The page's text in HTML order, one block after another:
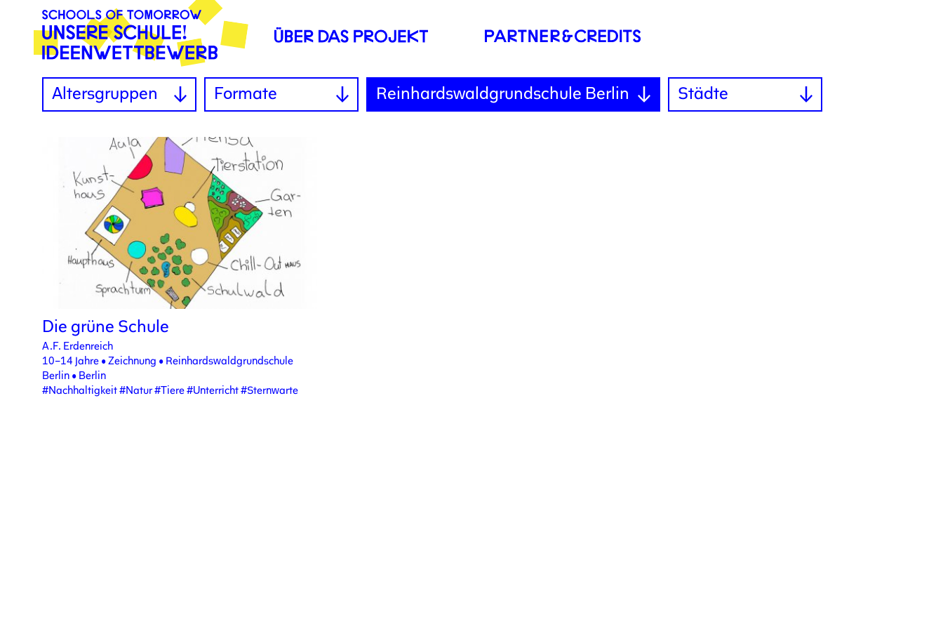
Altersgruppen Formate Reinhardswaldgrundschule Berlin Städte
Die grüne Schule
A.F. Erdenreich
10–14 Jahre • Zeichnung • Reinhardswaldgrundschule
Berlin • Berlin
#Nachhaltigkeit #Natur#Tiere #Unterricht #Sternwarte